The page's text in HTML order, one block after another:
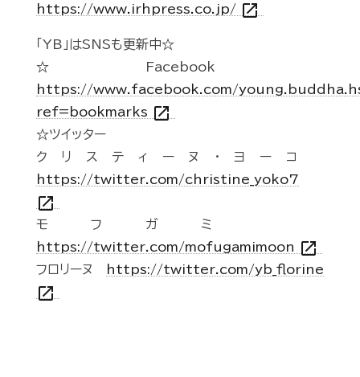
https://www.irhpress.co.jp/ open_in_new
「YB」はSNSも更新中☆
☆Facebook
https://www.facebook.com/
ref=bookmarks open_in_new
☆ツイッター
クリスティーヌ・ヨーコ
https://twitter.com/christine_yoko7
open_in_new
モフガミ
https://twitter.com/mofugamimoon open_in_new
フロリーヌ https://twitter.com/yb_florine
open_in_new